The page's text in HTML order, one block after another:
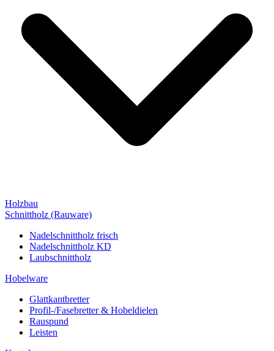
Holzbau
Schnittholz (Rauware)
Nadelschnittholz frisch
Nadelschnittholz KD
Laubschnittholz
Hobelware
Glattkantbretter
Profil-/Fasebretter & Hobeldielen
Rauspund
Leisten